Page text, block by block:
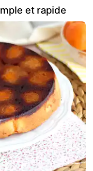
et rapide